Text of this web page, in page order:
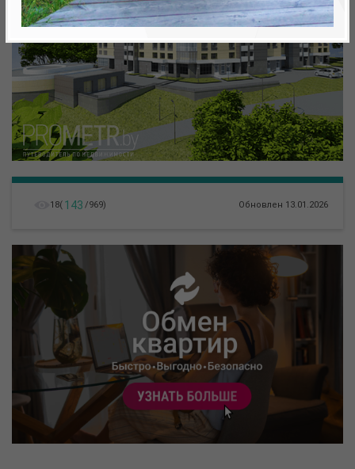
18( 143 /969) Обновлен 13.01.2026